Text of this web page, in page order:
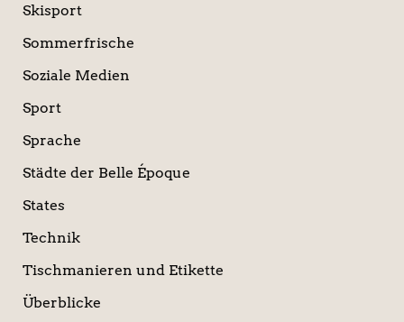
Skisport
Sommerfrische
Soziale Medien
Sport
Sprache
Städte der Belle Époque
States
Technik
Tischmanieren und Etikette
Überblicke